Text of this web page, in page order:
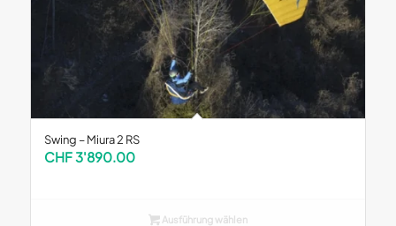
Swing – Miura 2 RS
CHF3'890.00
Ausführung wählen